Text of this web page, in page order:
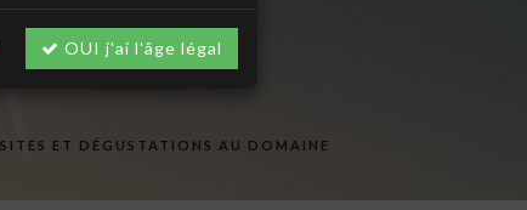
ET DÉGUSTATIONS AU DOMAINE
OUI j'ai l'âge légal